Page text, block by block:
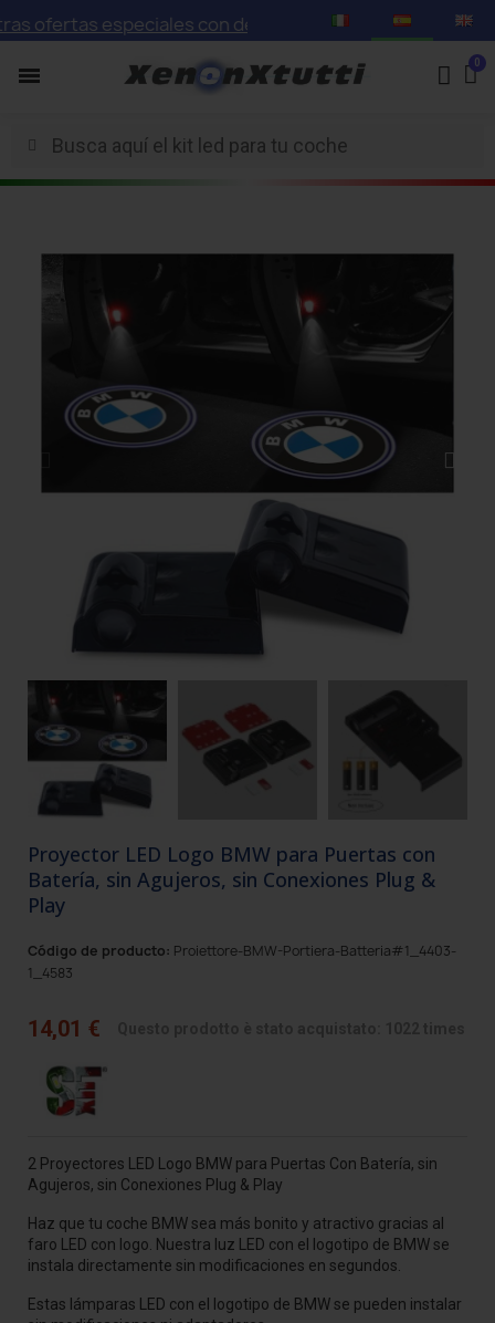
especiales con descuentos de hasta el 75%
Proyector LED Logo BMW para Puertas con
Batería, sin Agujeros, sin Conexiones Plug &
Play
Código de producto: Proiettore-BMW-Portiera-Batteria#1_4403-
1_4583
14,01 €
2 Proyectores LED Logo BMW para Puertas Con Batería, sin
Agujeros, sin Conexiones Plug & Play
Haz que tu coche BMW sea más bonito y atractivo gracias al
faro LED con logo. Nuestra luz LED con el logotipo de BMW se
instala directamente sin modificaciones en segundos.
Estas lámparas LED con el logotipo de BMW se pueden instalar